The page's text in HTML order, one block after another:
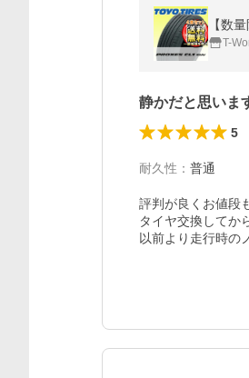
T-
静かだと思いま
5
耐久性 ： 普通
評判が良くお値段
タイヤ交換してか